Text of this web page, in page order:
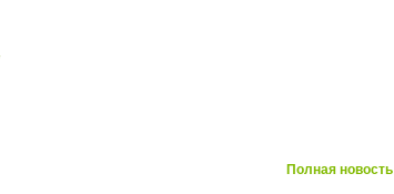
Полная новость